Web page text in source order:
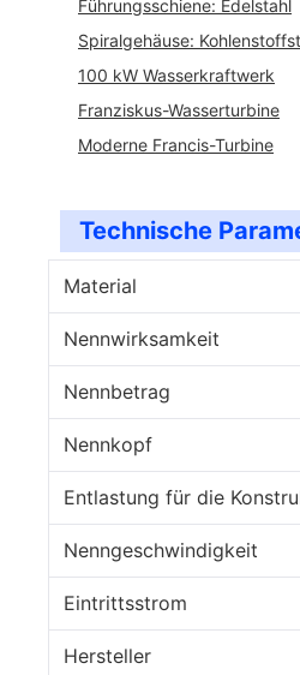
Führungsschiene: Edelstahl
Spiralgehäuse:
100 kW Wasserkraftwerk
Franziskus-Wasserturbine
Moderne Francis-Turbine
Technische
Material
Nennwirksamkeit
Nennbetrag
Nennkopf
Entlastung für die
Nenngeschwindigkeit
Eintrittsstrom
Hersteller